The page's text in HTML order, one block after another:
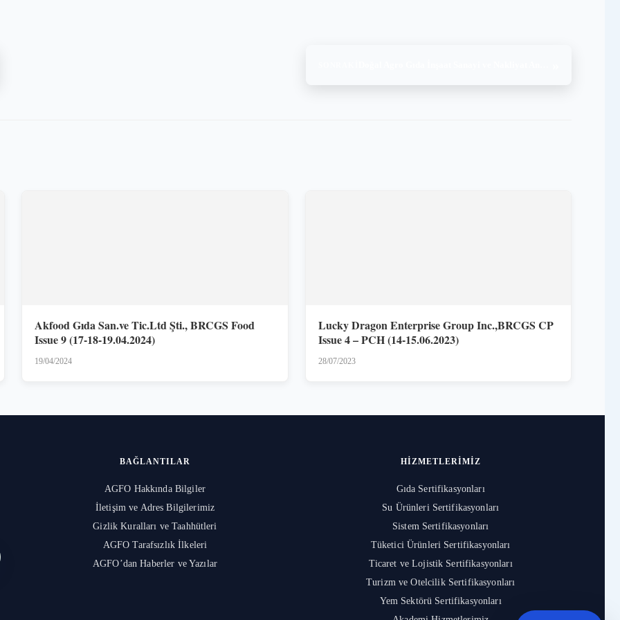
Akfood Gıda San.ve Tic.Ltd Şti., BRCGS Food
Issue 9 (17-18-19.04.2024)
19/04/2024
Lucky Dragon Enterprise Group Inc.,BRCGS CP
Issue 4 – PCH (14-15.06.2023)
28/07/2023
BAĞLANTILAR
AGFO Hakkında Bilgiler
İletişim ve Adres Bilgilerimiz
Gizlik Kuralları ve Taahhütleri
AGFO Tarafsızlık İlkeleri
AGFO’dan Haberler ve Yazılar
HIZMETLERIMIZ
Gıda Sertifikasyonları
Su Ürünleri Sertifikasyonları
Sistem Sertifikasyonları
Tüketici Ürünleri Sertifikasyonları
Ticaret ve Lojistik Sertifikasyonları
Turizm ve Otelcilik Sertifikasyonları
Yem Sektörü Sertifikasyonları